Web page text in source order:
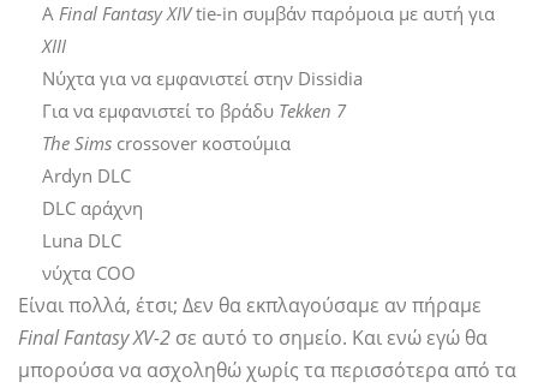
Α Final Fantasy XIVtie-in συμβάν παρόμοια με αυτή για
XIII
Νύχτα για να εμφανιστεί στην Dissidia
Για να εμφανιστεί το βράδυ Tekken 7
The Sims crossover κοστούμια
Ardyn DLC
DLC αράχνη
Luna DLC
νύχτα COO
Είναι πολλά, έτσι; Δεν θα εκπλαγούσαμε αν πήραμε
Final Fantasy XV-2 σε αυτό το σημείο. Και ενώ εγώ θα
μπορούσα να ασχοληθώ χωρίς τα περισσότερα από τα